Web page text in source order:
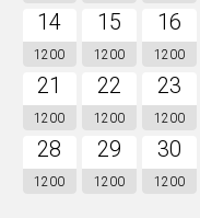
14
1200
15
1200
16
1200
21
1200
22
1200
23
1200
28
1200
29
1200
30
1200